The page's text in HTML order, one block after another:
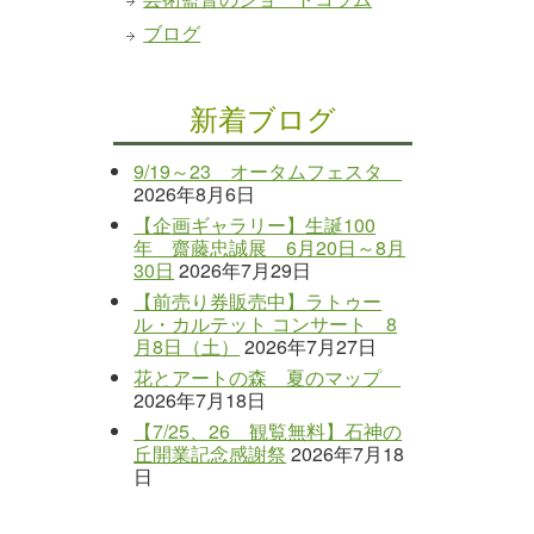
ブログ
新着ブログ
9/19～23 オータムフェスタ
2026年8月6日
【企画ギャラリー】生誕100
年 齋藤忠誠展 6月20日～8月
30日 2026年7月29日
【前売り券販売中】ラトゥー
ル・カルテット コンサート 8
月8日（土）
2026年7月27日
花とアートの森 夏のマップ
2026年7月18日
【7/25、26 観覧無料】石神の
丘開業記念感謝祭 2026年7月18
日